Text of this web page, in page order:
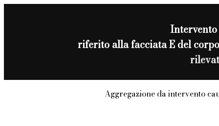
riferito alla facciata E del
Aggregazione da intervento